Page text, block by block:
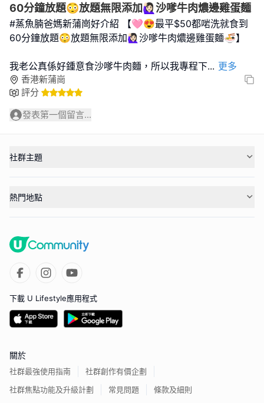
60分鐘放題😳放題無限添加🙋🏻‍♀️沙嗲牛肉燶邊雞蛋麵
#蒸魚腩爸媽新蒲崗好介紹 【🩷😍最平$50都啱洗就食到
60分鐘放題😳放題無限添加🙋🏻‍♀️沙嗲牛肉燶邊雞蛋麵🍜】
我老公真係好鍾意食沙嗲牛肉麵，所以我專程下... 更多
香港新蒲崗
評分
發表第一個留言...
社群主題
熱門地點
下載 U Lifestyle應用程式
關於
社群最強使用指南
社群創作有價企劃
社群焦點功能及升級計劃
常見問題 條款及細則